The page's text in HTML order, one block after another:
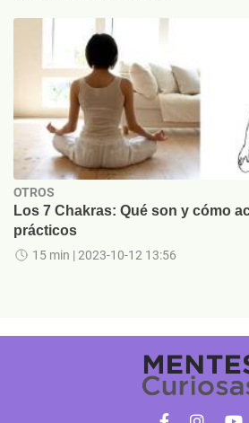
OTROS
Los 7 Chakras: Qué son y cómo
prácticos
15 min | 2023-10-12 13:56